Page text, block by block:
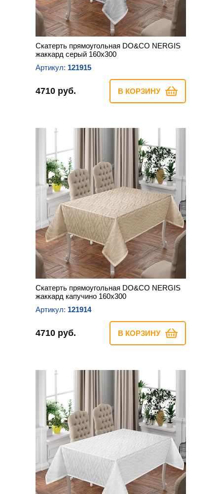
Скатерть прямоугольная DO&CO NERGIS
жаккард серый 160х300
Артикул: 121915
4710 руб. В КОРЗИНУ
Скатерть прямоугольная DO&CO NERGIS
жаккард капучино 160х300
Артикул: 121914
4710 руб. В КОРЗИНУ